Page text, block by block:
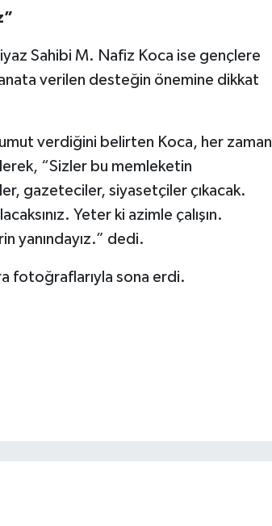
Sahibi M. Nafiz Koca ise gençlere
verilen desteğin önemine dikkat
verdiğini belirten Koca, her zaman
“Sizler bu memleketin
gazeteciler, siyasetçiler çıkacak.
Yeter ki azimle çalışın.
yanındayız.” dedi.
fotoğraflarıyla sona erdi.